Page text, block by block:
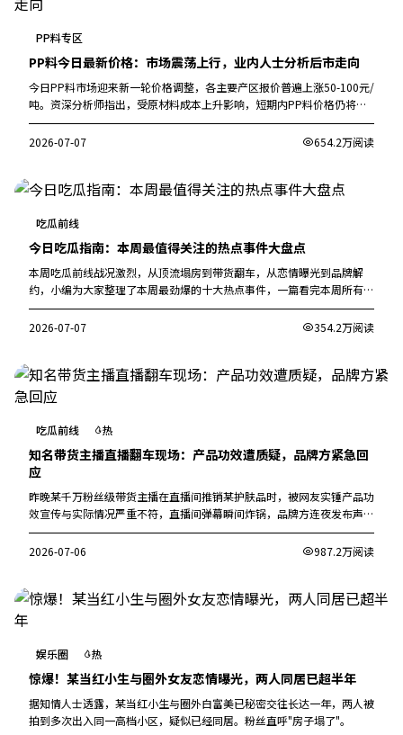
PP料专区
PP料今日最新价格：市场震荡上行，业内人士分析后市走向
今日PP料市场迎来新一轮价格调整，各主要产区报价普遍上涨50-100元/
吨。资深分析师指出，受原材料成本上升影响，短期内PP料价格仍将保
持高位运行。
2026-07-07
654.2万阅读
吃瓜前线
今日吃瓜指南：本周最值得关注的热点事件大盘点
本周吃瓜前线战况激烈，从顶流塌房到带货翻车，从恋情曝光到品牌解
约，小编为大家整理了本周最劲爆的十大热点事件，一篇看完本周所有大
瓜。
2026-07-07
354.2万阅读
吃瓜前线 热
知名带货主播直播翻车现场：产品功效遭质疑，品牌方紧急回
应
昨晚某千万粉丝级带货主播在直播间推销某护肤品时，被网友实锤产品功
效宣传与实际情况严重不符，直播间弹幕瞬间炸锅，品牌方连夜发布声
明。
2026-07-06
987.2万阅读
娱乐圈 热
惊爆！某当红小生与圈外女友恋情曝光，两人同居已超半年
据知情人士透露，某当红小生与圈外白富美已秘密交往长达一年，两人被
拍到多次出入同一高档小区，疑似已经同居。粉丝直呼"房子塌了"。